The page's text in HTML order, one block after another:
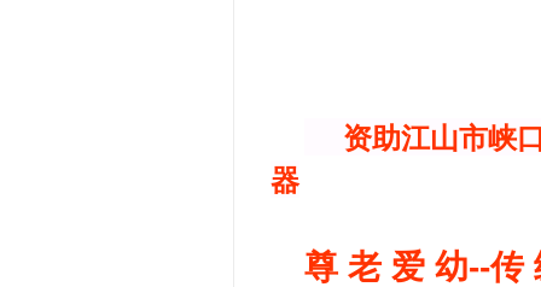
资助江山
器
尊 老 爱 幼--传